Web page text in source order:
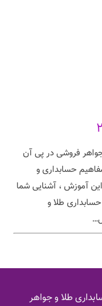
فروشی در پی آن
حسابداری و
آموزش ، آشنایی شما
حسابداری طلا و
طلا و جواهر